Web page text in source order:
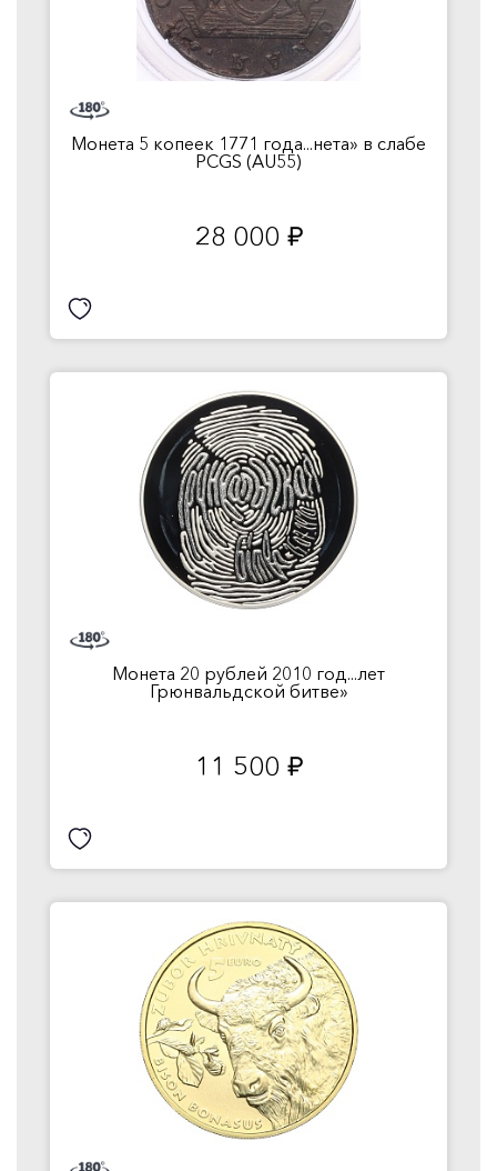
Монета 5 копеек 1771 года...нета» в слабе
PCGS (AU55)
28 000 руб.
Монета 20 рублей 2010 год...лет
Грюнвальдской битве»
11 500 руб.